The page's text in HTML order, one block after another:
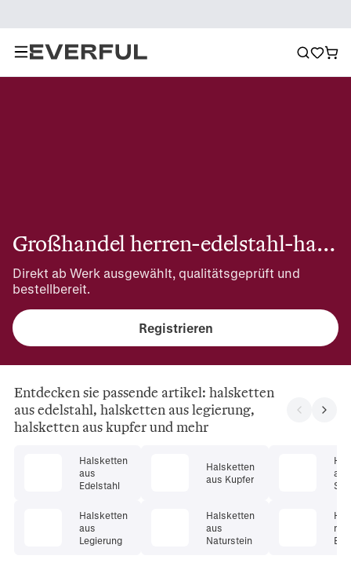
Großhandel herren-edelstahl-halsketten
Direkt ab Werk ausgewählt, qualitätsgeprüft und
bestellbereit.
Registrieren
Entdecken sie passende artikel: halsketten
aus edelstahl, halsketten aus legierung,
halsketten aus kupfer und mehr
Halsketten
aus
Edelstahl
Halsketten
aus
Legierung
Halsketten
aus Kupfer
Halsketten
aus
Naturstein
mit